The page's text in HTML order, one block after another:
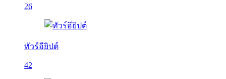
26
ทัวร์อียิปต์
42